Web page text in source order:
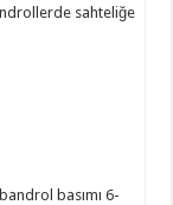
sahteliğe
basımı 6-